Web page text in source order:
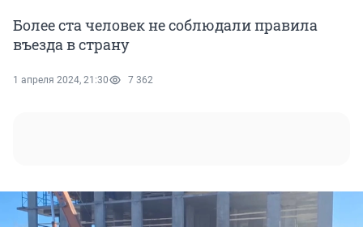
Более ста человек не соблюдали правила
въезда в страну
1 апреля 2024, 21:30 7 362